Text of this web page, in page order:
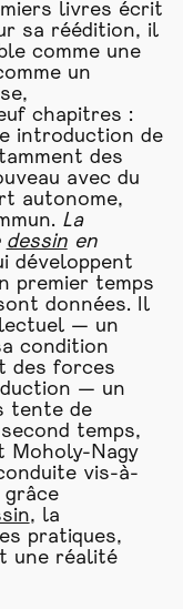
livres écrit
sa réédition, il
comme une
un
chapitres :
introduction de
des
avec du
autonome,
La
dessinen
développent
premier temps
données. Il
— un
condition
des forces
— un
tente de
temps,
Moholy-Nagy
vis-à-
, la
pratiques,
une réalité